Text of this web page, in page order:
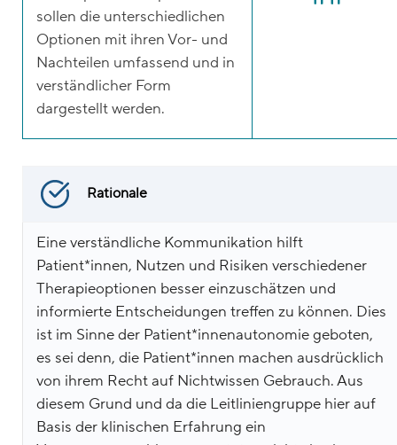
sollen die unterschiedlichen
Optionen mit ihren Vor- und
Nachteilen umfassend und in
verständlicher Form
dargestellt werden.
Rationale
Eine verständliche Kommunikation hilft
Patient*innen, Nutzen und Risiken verschiedener
Therapieoptionen besser einzuschätzen und
informierte Entscheidungen treffen zu können. Dies
ist im Sinne der Patient*innenautonomie geboten,
es sei denn, die Patient*innen machen ausdrücklich
von ihrem Recht auf Nichtwissen Gebrauch. Aus
diesem Grund und da die Leitliniengruppe hier auf
Basis der klinischen Erfahrung ein